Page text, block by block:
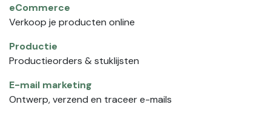
eCommerce
Verkoop je producten online
Productie
Productieorders & stuklijsten
E-mail marketing
Ontwerp, verzend en traceer e-mails